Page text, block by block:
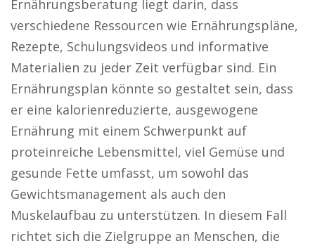
Ernährungsberatung liegt darin, dass
verschiedene Ressourcen wie Ernährungspläne,
Rezepte, Schulungsvideos und informative
Materialien zu jeder Zeit verfügbar sind. Ein
Ernährungsplan könnte so gestaltet sein, dass
er eine kalorienreduzierte, ausgewogene
Ernährung mit einem Schwerpunkt auf
proteinreiche Lebensmittel, viel Gemüse und
gesunde Fette umfasst, um sowohl das
Gewichtsmanagement als auch den
Muskelaufbau zu unterstützen. In diesem Fall
richtet sich die Zielgruppe an Menschen, die